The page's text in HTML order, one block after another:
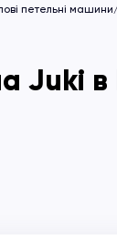
петельні машини
Juki в